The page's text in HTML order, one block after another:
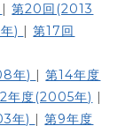
|第20回(2013
) |第17回
年) |第14年度
年度(2005年) |
年) |第9年度